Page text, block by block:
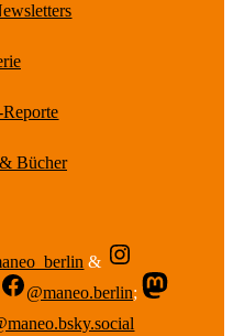
Bücher
&
@maneo.berlin;